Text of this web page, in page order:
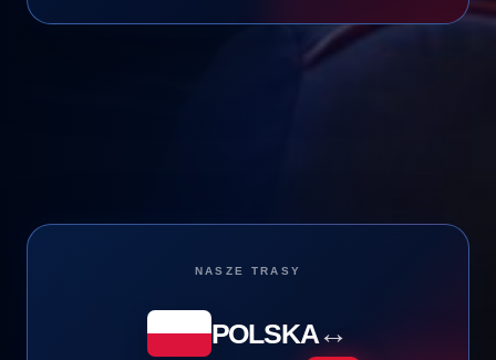
NASZE TRASY
POLSKA↔